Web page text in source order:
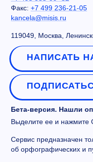
Факс: +7 499 236-21-05
kancela@misis.ru
119049, Москва,
НАПИСАТЬ
Бета-версия. Нашли
Выделите ее и нажмите
Сервис предназначен
об орфографических и